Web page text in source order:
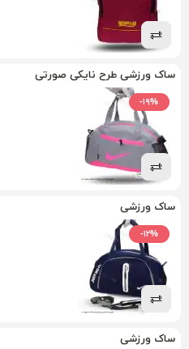
ساک ورزشی طرح نایکی صورتی
-۱۹%
ساک ورزشی
-۱۲%
ساک ورزشی